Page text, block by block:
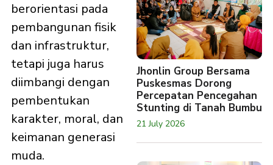
berorientasi pada
pembangunan fisik
dan infrastruktur,
tetapi juga harus
diimbangi dengan
pembentukan
karakter, moral, dan
keimanan generasi
muda.
Jhonlin Group Bersama
Puskesmas Dorong
Percepatan Pencegahan
Stunting di Tanah Bumbu
21 July 2026